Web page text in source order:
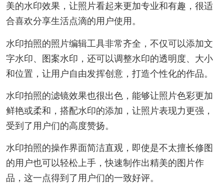
美的水印效果，让照片看起来更加专业和有趣，很适
合喜欢分享生活点滴的用户使用。
水印拍照的照片编辑工具非常齐全，不仅可以添加文
字水印、图案水印，还可以调整水印的透明度、大小
和位置，让用户自由发挥创意，打造个性化的作品。
水印拍照的滤镜效果也很出色，能够让照片色彩更加
鲜艳或柔和，搭配水印的添加，让照片表现力更强，
受到了用户们的高度赞扬。
水印拍照的操作界面简洁直观，即使是不太擅长修图
的用户也可以轻松上手，快速制作出精美的图片作
品，这一点得到了用户们的一致好评。